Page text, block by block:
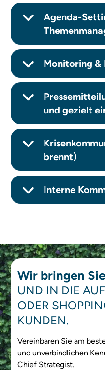
Agenda-
Monitoring &
und gezielt
brennt)
Interne
Wir bringen
UND IN DIE
ODER
KUNDEN.
Vereinbaren Sie am
und unverbindlichen
Chief Strategist.